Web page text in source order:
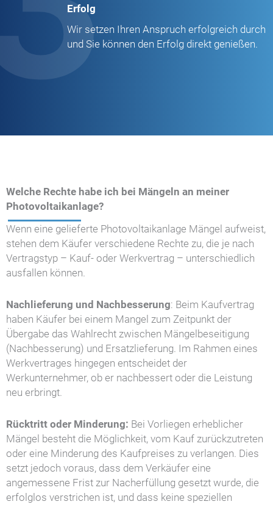
Erfolg
Wir setzen Ihren Anspruch erfolgreich durch
und Sie können den Erfolg direkt genießen.
Welche Rechte habe ich bei Mängeln an meiner
Photovoltaikanlage?
Wenn eine gelieferte Photovoltaikanlage Mängel aufweist,
stehen dem Käufer verschiedene Rechte zu, die je nach
Vertragstyp – Kauf- oder Werkvertrag – unterschiedlich
ausfallen können.
Nachlieferung und Nachbesserung: Beim Kaufvertrag
haben Käufer bei einem Mangel zum Zeitpunkt der
Übergabe das Wahlrecht zwischen Mängelbeseitigung
(Nachbesserung) und Ersatzlieferung. Im Rahmen eines
Werkvertrages hingegen entscheidet der
Werkunternehmer, ob er nachbessert oder die Leistung
neu erbringt.
Rücktritt oder Minderung: Bei Vorliegen erheblicher
Mängel besteht die Möglichkeit, vom Kauf zurückzutreten
oder eine Minderung des Kaufpreises zu verlangen. Dies
setzt jedoch voraus, dass dem Verkäufer eine
angemessene Frist zur Nacherfüllung gesetzt wurde, die
erfolglos verstrichen ist, und dass keine speziellen